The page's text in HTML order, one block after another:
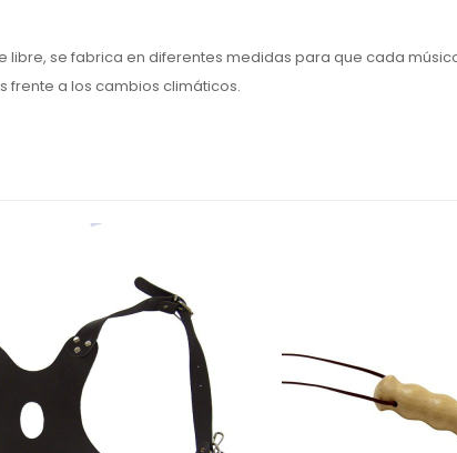
libre, se fabrica en diferentes medidas para que cada
frente a los cambios climáticos.